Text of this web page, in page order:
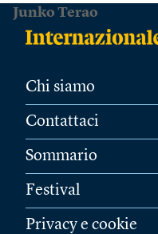
Junko Terao
Chi siamo
Contattaci
Sommario
Festival
Privacy e cookie